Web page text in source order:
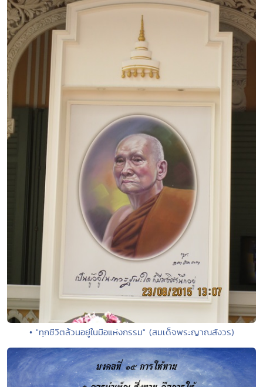
• "ทุกชีวิตล้วนอยู่ในมือแห่งกรรม" (สมเด็จพระญาณสังวร)